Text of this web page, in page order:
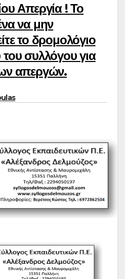
Απεργία ! Το
να μην
το δρομολόγιο
συλλόγου για
απεργών.